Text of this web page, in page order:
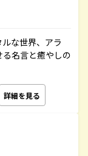
な世界、アラ
名言と癒やしの
詳細を見る